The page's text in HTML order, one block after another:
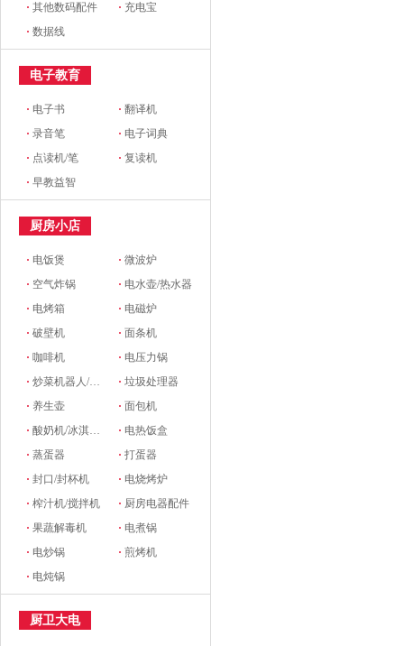
·其他数码配件 · 充电宝
·数据线
电子教育
· 电子书 ·翻译机
·录音笔 · 电子词典
· 点读机/笔 ·复读机
·早教益智
厨房小店
· 电饭煲 ·微波炉
· 空气炸锅 · 电水壶/热水器
· 电烤箱 · 电磁炉
·破壁机 ·面条机
·咖啡机 · 电压力锅
·炒菜机器人/料理机 ·垃圾处理器
· 养生壶 ·面包机
·酸奶机/冰淇淋机 · 电热饭盒
·蒸蛋器 ·打蛋器
·封口/封杯机 · 电烧烤炉
·榨汁机/搅拌机 · 厨房电器配件
·果蔬解毒机 · 电煮锅
· 电炒锅 ·煎烤机
· 电炖锅
厨卫大电